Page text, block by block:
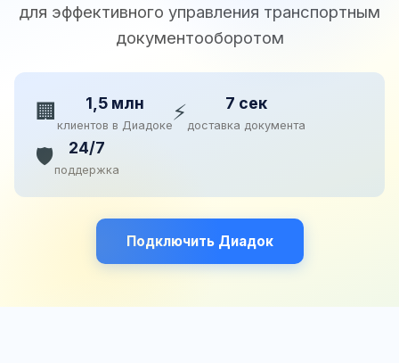
для эффективного управления транспортным
документооборотом
🏢 1,5 млн
клиентов в Диадоке⚡ 7 сек
доставка документа
🛡️ 24/7
поддержка
Подключить Диадок